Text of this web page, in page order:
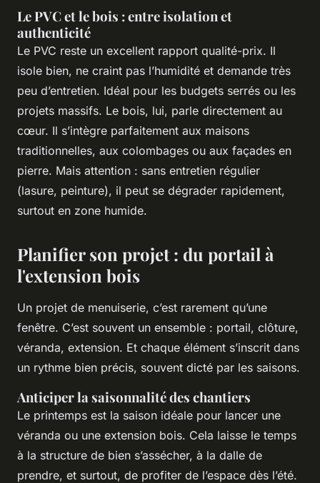
Le PVC et le bois : entre isolation et
authenticité
Le PVC reste un excellent rapport qualité-prix. Il
isole bien, ne craint pas l’humidité et demande très
peu d’entretien. Idéal pour les budgets serrés ou les
projets massifs. Le bois, lui, parle directement au
cœur. Il s’intègre parfaitement aux maisons
traditionnelles, aux colombages ou aux façades en
pierre. Mais attention : sans entretien régulier
(lasure, peinture), il peut se dégrader rapidement,
surtout en zone humide.
Planifier son projet : du portail à
l'extension bois
Un projet de menuiserie, c’est rarement qu’une
fenêtre. C’est souvent un ensemble : portail, clôture,
véranda, extension. Et chaque élément s’inscrit dans
un rythme bien précis, souvent dicté par les saisons.
Anticiper la saisonnalité des chantiers
Le printemps est la saison idéale pour lancer une
véranda ou une extension bois. Cela laisse le temps
à la structure de bien s’assécher, à la dalle de
prendre, et surtout, de profiter de l’espace dès l’été.